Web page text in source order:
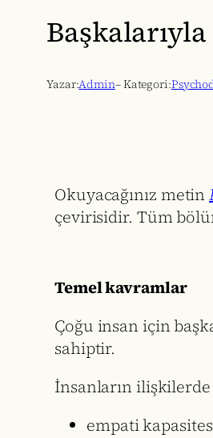
Yazar:Admin– Kategori:
Okuyacağınız metin
çevirisidir. Tüm
Temel kavramlar
Çoğu insan için
sahiptir.
İnsanların
empati